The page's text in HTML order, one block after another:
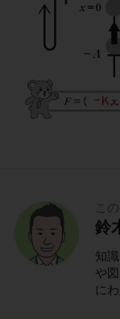
こ
鈴
知
や
に